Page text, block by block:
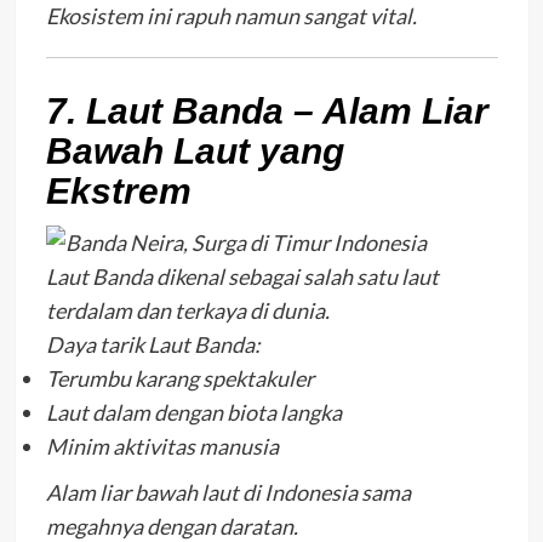
Ekosistem ini rapuh namun sangat vital.
7. Laut Banda – Alam Liar
Bawah Laut yang
Ekstrem
Laut Banda dikenal sebagai salah satu laut
terdalam dan terkaya di dunia.
Daya tarik Laut Banda:
Terumbu karang spektakuler
Laut dalam dengan biota langka
Minim aktivitas manusia
Alam liar bawah laut di Indonesia sama
megahnya dengan daratan.